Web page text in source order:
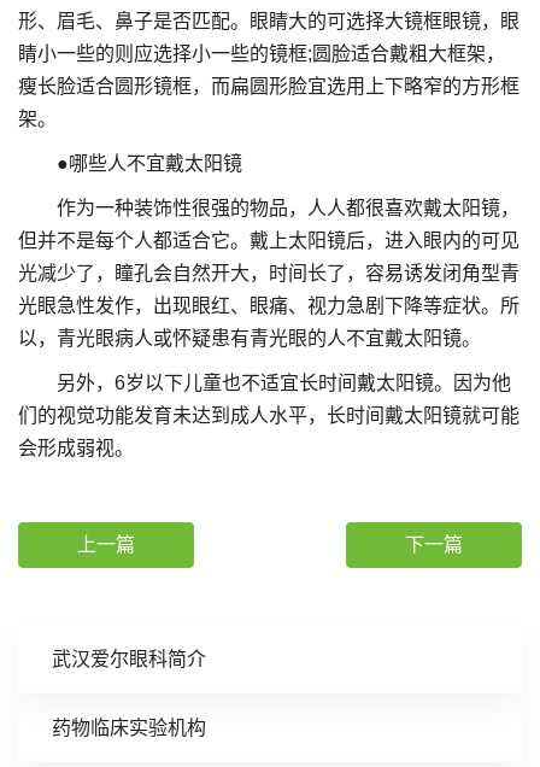
武汉爱尔眼科简介
药物临床实验机构
形、眉毛、鼻子是否匹配。眼睛大的可选择大镜框眼镜，眼
睛小一些的则应选择小一些的镜框;圆脸适合戴粗大框架，
瘦长脸适合圆形镜框，而扁圆形脸宜选用上下略窄的方形框
架。
●哪些人不宜戴太阳镜
作为一种装饰性很强的物品，人人都很喜欢戴太阳镜，
但并不是每个人都适合它。戴上太阳镜后，进入眼内的可见
光减少了，瞳孔会自然开大，时间长了，容易诱发闭角型青
光眼急性发作，出现眼红、眼痛、视力急剧下降等症状。所
以，青光眼病人或怀疑患有青光眼的人不宜戴太阳镜。
另外，6岁以下儿童也不适宜长时间戴太阳镜。因为他
们的视觉功能发育未达到成人水平，长时间戴太阳镜就可能
会形成弱视。
上一篇 下一篇